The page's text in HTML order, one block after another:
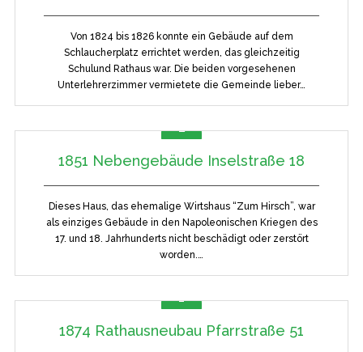
Von 1824 bis 1826 konnte ein Gebäude auf dem
Schlaucherplatz errichtet werden, das gleichzeitig
Schulund Rathaus war. Die beiden vorgesehenen
Unterlehrerzimmer vermietete die Gemeinde lieber…
2
1851 Nebengebäude Inselstraße 18
Dieses Haus, das ehemalige Wirtshaus “Zum Hirsch”, war
als einziges Gebäude in den Napoleonischen Kriegen des
17. und 18. Jahrhunderts nicht beschädigt oder zerstört
worden.…
1
1874 Rathausneubau Pfarrstraße 51